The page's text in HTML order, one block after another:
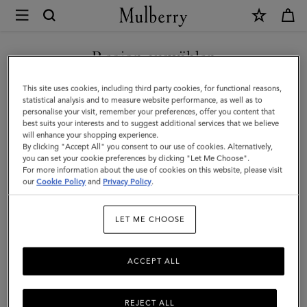
Mulberry
Einlagen
für
Taschenkalender
2026
|
Papier
in
Region auswählen
Sie befinden sich auf unserer Seite für Italien, aber wir haben
festgestellt, dass Sie hier sind: Vereinigte Staaten.
SEITE FÜR VEREINIGTE
STAATEN BESUCHEN
AUF FOLGENDER WEBSEITE
FORTFAHREN: ITALIEN
This site uses cookies, including third party cookies, for functional reasons,
statistical analysis and to measure website performance, as well as to
personalise your visit, remember your preferences, offer you content that
best suits your interests and to suggest additional services that we believe
will enhance your shopping experience.
By clicking "Accept All" you consent to our use of cookies. Alternatively,
you can set your cookie preferences by clicking "Let Me Choose".
For more information about the use of cookies on this website, please visit
ourCookie Policy and Privacy Policy.
LET ME CHOOSE
REJECT ALL
ACCEPT ALL